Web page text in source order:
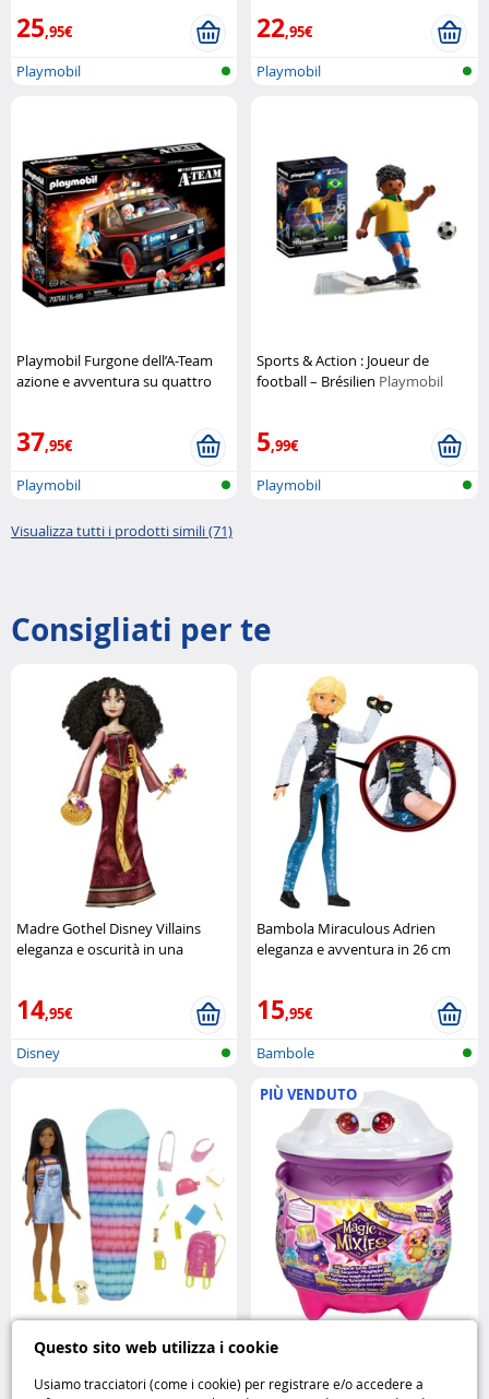
Questo sito web utilizza i cookie
Usiamo tracciatori (come i cookie) per registrare e/o accedere a
25,95€
Playmobil
22,95€
Playmobil
Playmobil Furgone dell’A-Team
azione e avventura su quattro
37,95€
Playmobil
Sports & Action : Joueur de
football – Brésilien Playmobil
5,99€
Playmobil
Visualizza tutti i prodotti simili (71)
Consigliati per te
Madre Gothel Disney Villains
eleganza e oscurità in una
14,95€
Disney
Bambola Miraculous Adrien
eleganza e avventura in 26 cm
15,95€
Bambole
Barbie Brooklyn Camping
avventure all’aria aperta con stile
Barbie
PIÙ VENDUTO
Magic Mixies Calderone del Sole
MOOSE